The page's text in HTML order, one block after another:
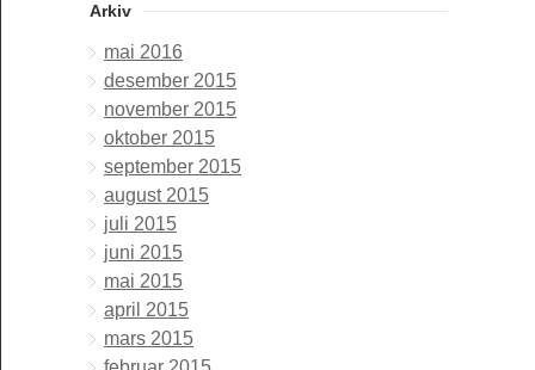
Arkiv
mai 2016
desember 2015
november 2015
oktober 2015
september 2015
august 2015
juli 2015
juni 2015
mai 2015
april 2015
mars 2015